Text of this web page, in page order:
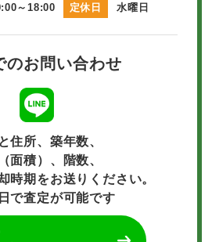
～18:00 定休日 水曜日
のお問い合わせ
住所、築年数、
面積）、階数、
時期をお送りください。
で査定が可能です